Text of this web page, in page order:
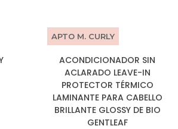
APTO M. CURLY
ACONDICIONADOR SIN
ACLARADO LEAVE-IN
PROTECTOR TÉRMICO
LAMINANTE PARA CABELLO
BRILLANTE GLOSSY DE BIO
GENTLEAF